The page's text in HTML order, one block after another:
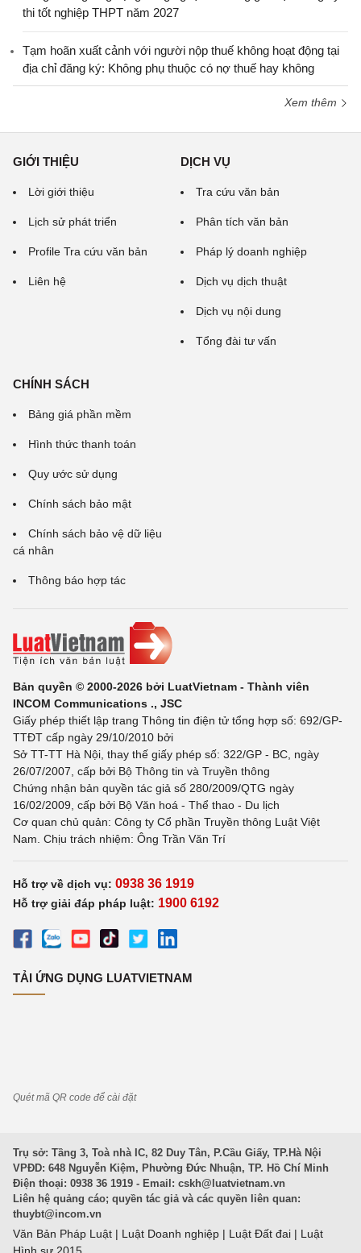
thi tốt nghiệp THPT năm 2027
Tạm hoãn xuất cảnh với người nộp thuế không hoạt động tại
địa chỉ đăng ký: Không phụ thuộc có nợ thuế hay không
Xem thêm
GIỚI THIỆU
Lời giới thiệu
Lịch sử phát triển
Profile Tra cứu văn bản
Liên hệ
DỊCH VỤ
Tra cứu văn bản
Phân tích văn bản
Pháp lý doanh nghiệp
Dịch vụ dịch thuật
Dịch vụ nội dung
Tổng đài tư vấn
CHÍNH SÁCH
Bảng giá phần mềm
Hình thức thanh toán
Quy ước sử dụng
Chính sách bảo mật
Chính sách bảo vệ dữ liệu
cá nhân
Thông báo hợp tác
Bản quyền © 2000-2026 bởi LuatVietnam - Thành viên
INCOM Communications ., JSC
Giấy phép thiết lập trang Thông tin điện tử tổng hợp số: 692/GP-
TTĐT cấp ngày 29/10/2010 bởi
Sở TT-TT Hà Nội, thay thế giấy phép số: 322/GP - BC, ngày
26/07/2007, cấp bởi Bộ Thông tin và Truyền thông
Chứng nhận bản quyền tác giả số 280/2009/QTG ngày
16/02/2009, cấp bởi Bộ Văn hoá - Thể thao - Du lịch
Cơ quan chủ quản: Công ty Cổ phần Truyền thông Luật Việt
Nam. Chịu trách nhiệm: Ông Trần Văn Trí
Hỗ trợ về dịch vụ: 0938 36 1919
Hỗ trợ giải đáp pháp luật: 1900 6192
TẢI ỨNG DỤNG LUATVIETNAM
Quét mã QR code để cài đặt
Trụ sở: Tầng 3, Toà nhà IC, 82 Duy Tân, P.Cầu Giấy, TP.Hà Nội
VPĐD: 648 Nguyễn Kiệm, Phường Đức Nhuận, TP. Hồ Chí Minh
Điện thoại: 0938 36 1919 - Email: cskh@luatvietnam.vn
Liên hệ quảng cáo; quyền tác giả và các quyền liên quan:
thuybt@incom.vn
Văn Bản Pháp Luật | Luật Doanh nghiệp | Luật Đất đai | Luật